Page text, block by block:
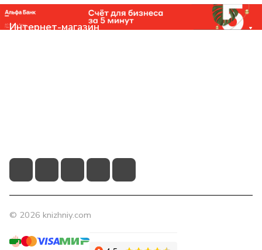
Интернет-магазин
© 2026 knizhniy.com